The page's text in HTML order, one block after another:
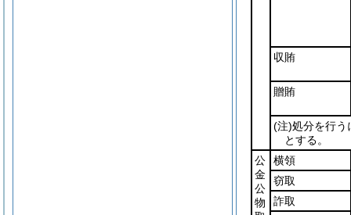
収賄
贈賄
(注)処分を行う
とする。
公
金
公
物
横領
窃取
詐取